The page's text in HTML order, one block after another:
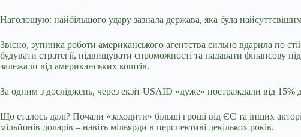
Наголошую: найбільшого удару зазнала держава, яка була
Звісно, зупинка роботи американського агентства сильно вдарила по
будувати стратегії, підвищувати спроможності та надавати
залежали від американських коштів.
За одним з досліджень, через екзіт USAID «дуже» постраждали від 15%
Що сталось далі? Почали «заходити» більші гроші від ЄС та інших
мільйонів доларів – навіть мільярди в перспективі декількох років.